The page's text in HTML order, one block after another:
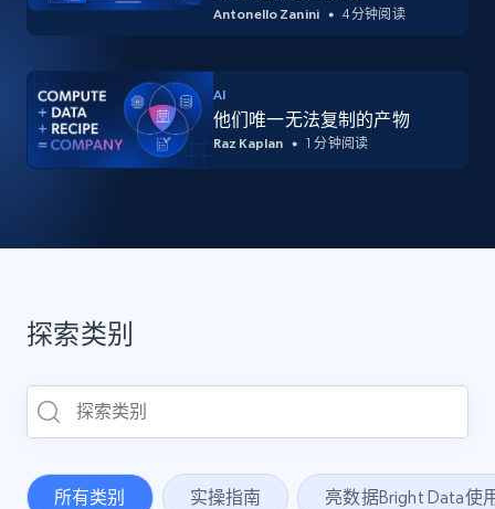
Antonello Zanini 4 分钟阅读
AI
他们唯一无法复制的产物
Raz Kaplan 1 分钟阅读
探索类别
所有类别 实操指南 亮数据Bright Data使